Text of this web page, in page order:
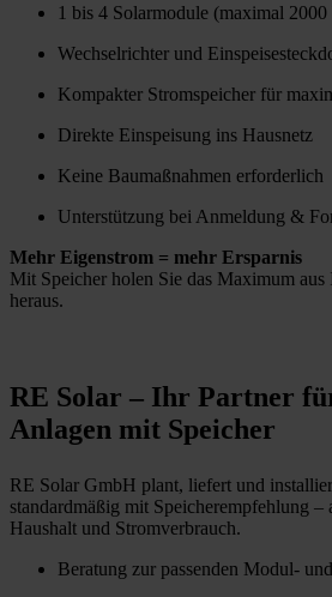
1 bis 4 Solarmodule (maximal 2000
Wechselrichter und
Kompakter Stromspeicher für
Direkte Einspeisung ins Hausnetz
Keine Baumaßnahmen erforderlich
Unterstützung bei Anmeldung &
Mehr Eigenstrom = mehr Ersparnis
Mit Speicher holen Sie das Maximum
heraus.
RE Solar – Ihr Partner
Anlagen mit Speicher
RE Solar GmbH plant, liefert und
standardmäßig mit Speicherempfehlung –
Haushalt und Stromverbrauch.
Beratung zur passenden Modul-